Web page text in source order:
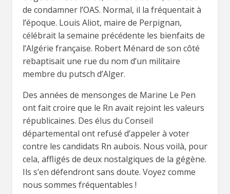
de condamner l’OAS. Normal, il la fréquentait à
l’époque. Louis Aliot, maire de Perpignan,
célébrait la semaine précédente les bienfaits de
l’Algérie française. Robert Ménard de son côté
rebaptisait une rue du nom d’un militaire
membre du putsch d’Alger.
Des années de mensonges de Marine Le Pen
ont fait croire que le Rn avait rejoint les valeurs
républicaines. Des élus du Conseil
départemental ont refusé d’appeler à voter
contre les candidats Rn aubois. Nous voilà, pour
cela, affligés de deux nostalgiques de la gégène.
Ils s’en défendront sans doute. Voyez comme
nous sommes fréquentables !